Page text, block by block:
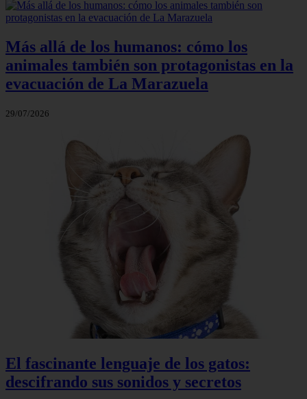
Más allá de los humanos: cómo los
animales también son protagonistas en la
evacuación de La Marazuela
29/07/2026
El fascinante lenguaje de los gatos:
descifrando sus sonidos y secretos